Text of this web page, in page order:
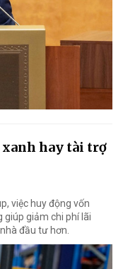
xanh hay tài trợ
việc huy động vốn
giúp giảm chi phí lãi
đầu tư hơn.